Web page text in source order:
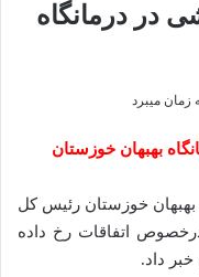
در درمانگاه
بهبهان خوزستان
خوزستان رئیس کل
اتفاقات رخ داده
داد.